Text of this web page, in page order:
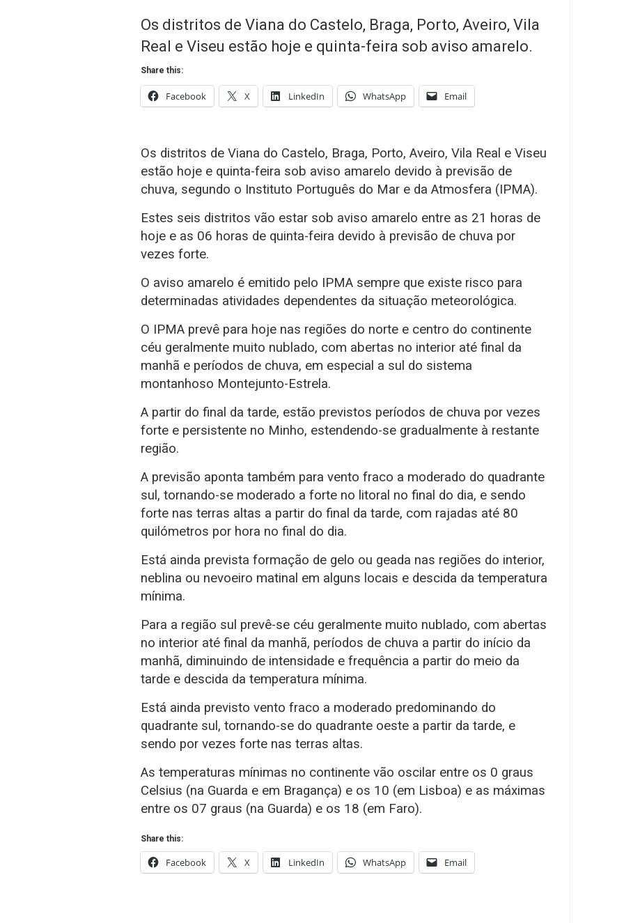
Os distritos de Viana do Castelo, Braga, Porto, Aveiro, Vila
Real e Viseu estão hoje e quinta-feira sob aviso amarelo.
Share this:
Facebook X LinkedIn WhatsApp Email
Os distritos de Viana do Castelo, Braga, Porto, Aveiro, Vila Real e Viseu
estão hoje e quinta-feira sob aviso amarelo devido à previsão de
chuva, segundo o Instituto Português do Mar e da Atmosfera (IPMA).
Estes seis distritos vão estar sob aviso amarelo entre as 21 horas de
hoje e as 06 horas de quinta-feira devido à previsão de chuva por
vezes forte.
O aviso amarelo é emitido pelo IPMA sempre que existe risco para
determinadas atividades dependentes da situação meteorológica.
O IPMA prevê para hoje nas regiões do norte e centro do continente
céu geralmente muito nublado, com abertas no interior até final da
manhã e períodos de chuva, em especial a sul do sistema
montanhoso Montejunto-Estrela.
A partir do final da tarde, estão previstos períodos de chuva por vezes
forte e persistente no Minho, estendendo-se gradualmente à restante
região.
A previsão aponta também para vento fraco a moderado do quadrante
sul, tornando-se moderado a forte no litoral no final do dia, e sendo
forte nas terras altas a partir do final da tarde, com rajadas até 80
quilómetros por hora no final do dia.
Está ainda prevista formação de gelo ou geada nas regiões do interior,
neblina ou nevoeiro matinal em alguns locais e descida da temperatura
mínima.
Para a região sul prevê-se céu geralmente muito nublado, com abertas
no interior até final da manhã, períodos de chuva a partir do início da
manhã, diminuindo de intensidade e frequência a partir do meio da
tarde e descida da temperatura mínima.
Está ainda previsto vento fraco a moderado predominando do
quadrante sul, tornando-se do quadrante oeste a partir da tarde, e
sendo por vezes forte nas terras altas.
As temperaturas mínimas no continente vão oscilar entre os 0 graus
Celsius (na Guarda e em Bragança) e os 10 (em Lisboa) e as máximas
entre os 07 graus (na Guarda) e os 18 (em Faro).
Share this:
Facebook X LinkedIn WhatsApp Email